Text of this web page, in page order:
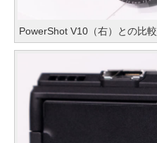
PowerShot V10（右）との比較